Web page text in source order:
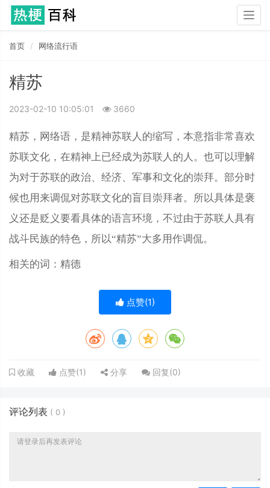
首页 网络流行语
精苏
2023-02-10 10:05:01 3660
精苏，网络语，是精神苏联人的缩写，本意指非常喜欢
苏联文化，在精神上已经成为苏联人的人。也可以理解
为对于苏联的政治、经济、军事和文化的崇拜。部分时
候也用来调侃对苏联文化的盲目崇拜者。所以具体是褒
义还是贬义要看具体的语言环境，不过由于苏联人具有
战斗民族的特色，所以“精苏”大多用作调侃。
相关的词：精德
点赞(1)
收藏 点赞(1) 分享 回复(0)
评论列表 ( 0 )